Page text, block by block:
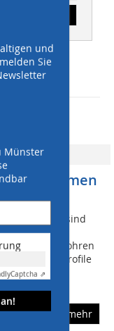
und
Sie
Münster
Captcha ⇗
sind
an
Betonrohren
dass sie
mehr